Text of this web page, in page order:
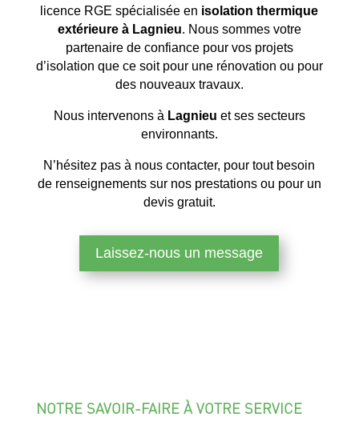
licence RGE spécialisée en isolation thermique
extérieure à Lagnieu. Nous sommes votre
partenaire de confiance pour vos projets
d’isolation que ce soit pour une rénovation ou pour
des nouveaux travaux.
Nous intervenons à Lagnieu et ses secteurs
environnants.
N’hésitez pas à nous contacter, pour tout besoin
de renseignements sur nos prestations ou pour un
devis gratuit.
Laissez-nous un message
NOTRE SAVOIR-FAIRE À VOTRE SERVICE